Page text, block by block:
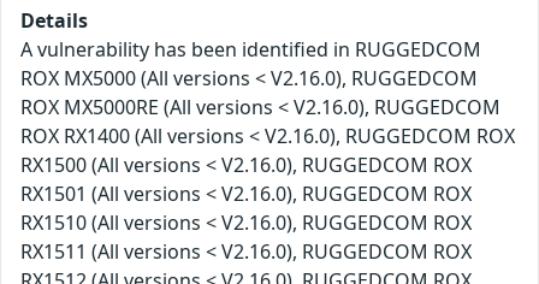
Details
A vulnerability has been identified in RUGGEDCOM
ROX MX5000 (All versions < V2.16.0), RUGGEDCOM
ROX MX5000RE (All versions < V2.16.0), RUGGEDCOM
ROX RX1400 (All versions < V2.16.0), RUGGEDCOM ROX
RX1500 (All versions < V2.16.0), RUGGEDCOM ROX
RX1501 (All versions < V2.16.0), RUGGEDCOM ROX
RX1510 (All versions < V2.16.0), RUGGEDCOM ROX
RX1511 (All versions < V2.16.0), RUGGEDCOM ROX